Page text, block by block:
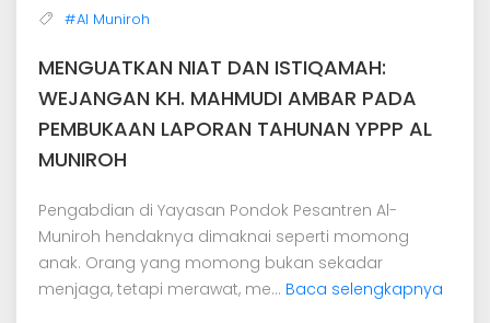
#Al Muniroh
MENGUATKAN NIAT DAN ISTIQAMAH:
WEJANGAN KH. MAHMUDI AMBAR PADA
PEMBUKAAN LAPORAN TAHUNAN YPPP AL
MUNIROH
Pengabdian di Yayasan Pondok Pesantren Al-
Muniroh hendaknya dimaknai seperti momong
anak. Orang yang momong bukan sekadar
menjaga, tetapi merawat, me... Baca selengkapnya